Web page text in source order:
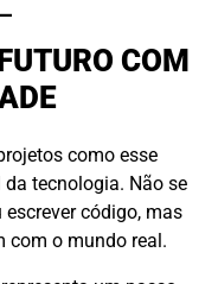
COM
como esse
tecnologia. Não se
código, mas
com o mundo real.